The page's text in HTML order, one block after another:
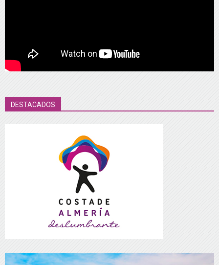
DESTACADOS